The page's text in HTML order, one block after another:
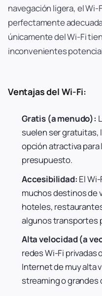
navegación ligera, el
perfectamente
únicamente del Wi-Fi
inconvenientes
Ventajas del Wi-Fi:
Gratis (a menudo):
suelen ser gratuitas,
opción atractiva
presupuesto.
Accesibilidad: El
muchos destinos de
hoteles,
algunos transportes
Alta velocidad (a
redes Wi-Fi privadas
Internet de muy alta
streaming o grandes